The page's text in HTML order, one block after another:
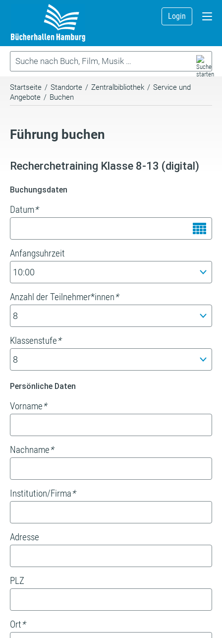
Login
Startseite / Standorte / Zentralbibliothek / Service und
Angebote / Buchen
Führung buchen
Recherchetraining Klasse 8-13 (digital)
Buchungsdaten
Datum*
Anfangsuhrzeit
Anzahl der Teilnehmer*innen*
Klassenstufe*
Persönliche Daten
Vorname*
Nachname*
Institution/Firma*
Adresse
PLZ
Ort*